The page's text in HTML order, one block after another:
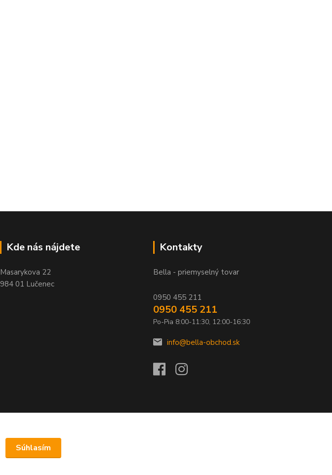
Kde nás nájdete
Masarykova 22
984 01 Lučenec
Kontakty
Bella - priemyselný tovar
0950 455 211
0950 455 211
Po-Pia 8:00-11:30, 12:00-16:30
info@bella-obchod.sk
Súhlasím